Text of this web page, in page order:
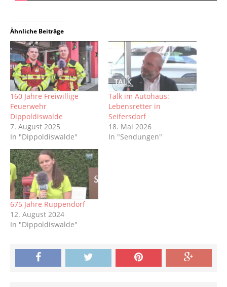
Ähnliche Beiträge
160 Jahre Freiwillige
Feuerwehr
Dippoldiswalde
7. August 2025
In "Dippoldiswalde"
Talk im Autohaus:
Lebensretter in
Seifersdorf
18. Mai 2026
In "Sendungen"
675 Jahre Ruppendorf
12. August 2024
In "Dippoldiswalde"